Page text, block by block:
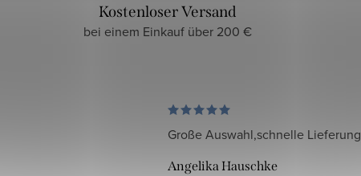
Kostenloser Versand
bei einem Einkauf über 200 €
Große Auswahl,schnelle Lieferung
Angelika Hauschke